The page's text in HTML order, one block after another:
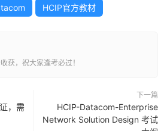
HCIP官方教材
获，祝大家逢考必过！
，需
下一篇
HCIP-Datacom-Enterprise
Network Solution Design 考试